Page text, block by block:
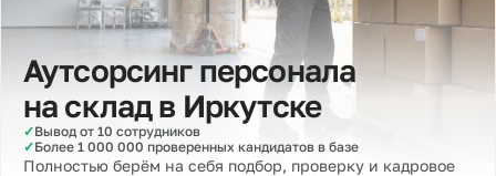
Аутсорсинг персонала
на склад в Иркутске
✓Вывод от 10 сотрудников
✓Более 1 000 000 проверенных кандидатов в базе
Полностью берём на себя подбор, проверку и кадровое